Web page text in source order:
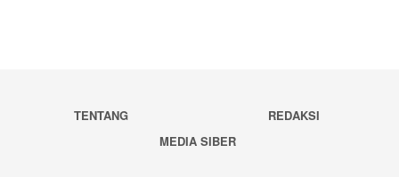
TENTANG
REDAKSI
MEDIA SIBER